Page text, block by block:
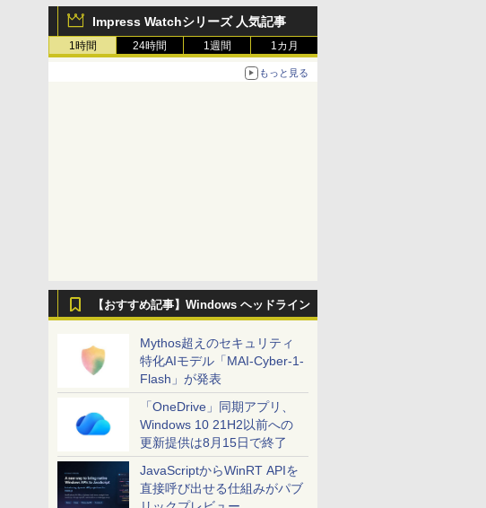
Impress Watchシリーズ 人気記事
1時間 24時間 1週間 1カ月
もっと見る
【おすすめ記事】Windows ヘッドライン
Mythos超えのセキュリティ
特化AIモデル「MAI-Cyber-1-
Flash」が発表
「OneDrive」同期アプリ、
Windows 10 21H2以前への
更新提供は8月15日で終了
JavaScriptからWinRT APIを
直接呼び出せる仕組みがパブ